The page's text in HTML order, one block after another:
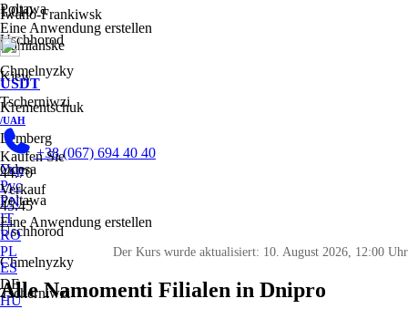
Iwano-Frankiwsk
Kamianske
Kiew
Krementschuk
Lemberg
Odesa
Poltawa
Uschhorod
Chmelnyzky
Tscherniwzi
Poltawa
Uschhorod
Chmelnyzky
Tscherniwzi
+38 (067) 694 40 40
Укр
Рус
EN
IT
RO
PL
ES
DE
HU
1.010
Eine Anwendung erstellen
USDT
/UAH
Kaufen Sie
44.70
Verkauf
45.45
Eine Anwendung erstellen
Der Kurs wurde aktualisiert: 10. August 2026, 12:00 Uhr
Alle Namomenti Filialen in Dnipro